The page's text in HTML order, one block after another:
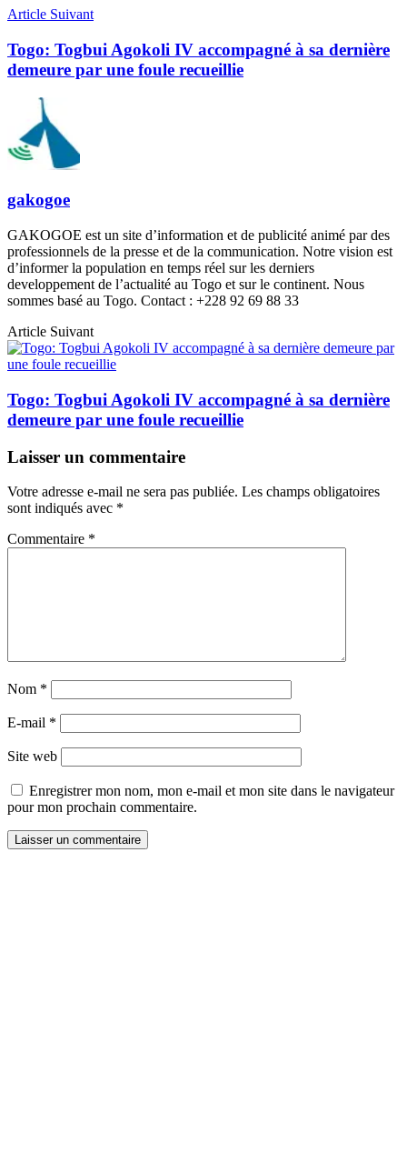
Article Suivant
Togo: Togbui Agokoli IV accompagné à sa dernière
demeure par une foule recueillie
gakogoe
GAKOGOE est un site d’information et de publicité animé par des
professionnels de la presse et de la communication. Notre vision est
d’informer la population en temps réel sur les derniers
developpement de l’actualité au Togo et sur le continent. Nous
sommes basé au Togo. Contact : +228 92 69 88 33
Article Suivant
Togo: Togbui Agokoli IV accompagné à sa dernière
demeure par une foule recueillie
Laisser un commentaire
Votre adresse e-mail ne sera pas publiée. Les champs obligatoires
sont indiqués avec *
Commentaire *
Nom *
E-mail *
Site web
Enregistrer mon nom, mon e-mail et mon site dans le navigateur
pour mon prochain commentaire.